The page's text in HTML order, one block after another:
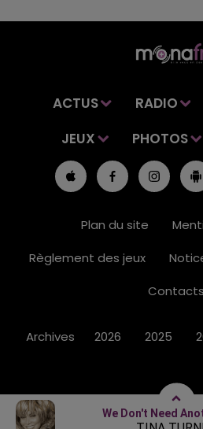
We Don't Need
ACTUS RADIO
JEUX
PHOTOS
Plan du site
Règlement des jeux
Contacts
Archives 2026 2025